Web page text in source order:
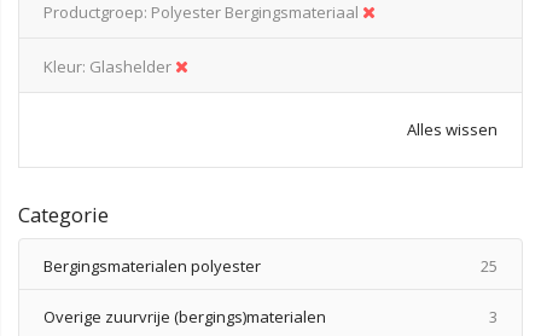
Productgroep Polyester Bergingsmateriaal
Kleur Glashelder
Alles wissen
Categorie
Bergingsmaterialen polyester 25
Overige zuurvrije (bergings)materialen 3